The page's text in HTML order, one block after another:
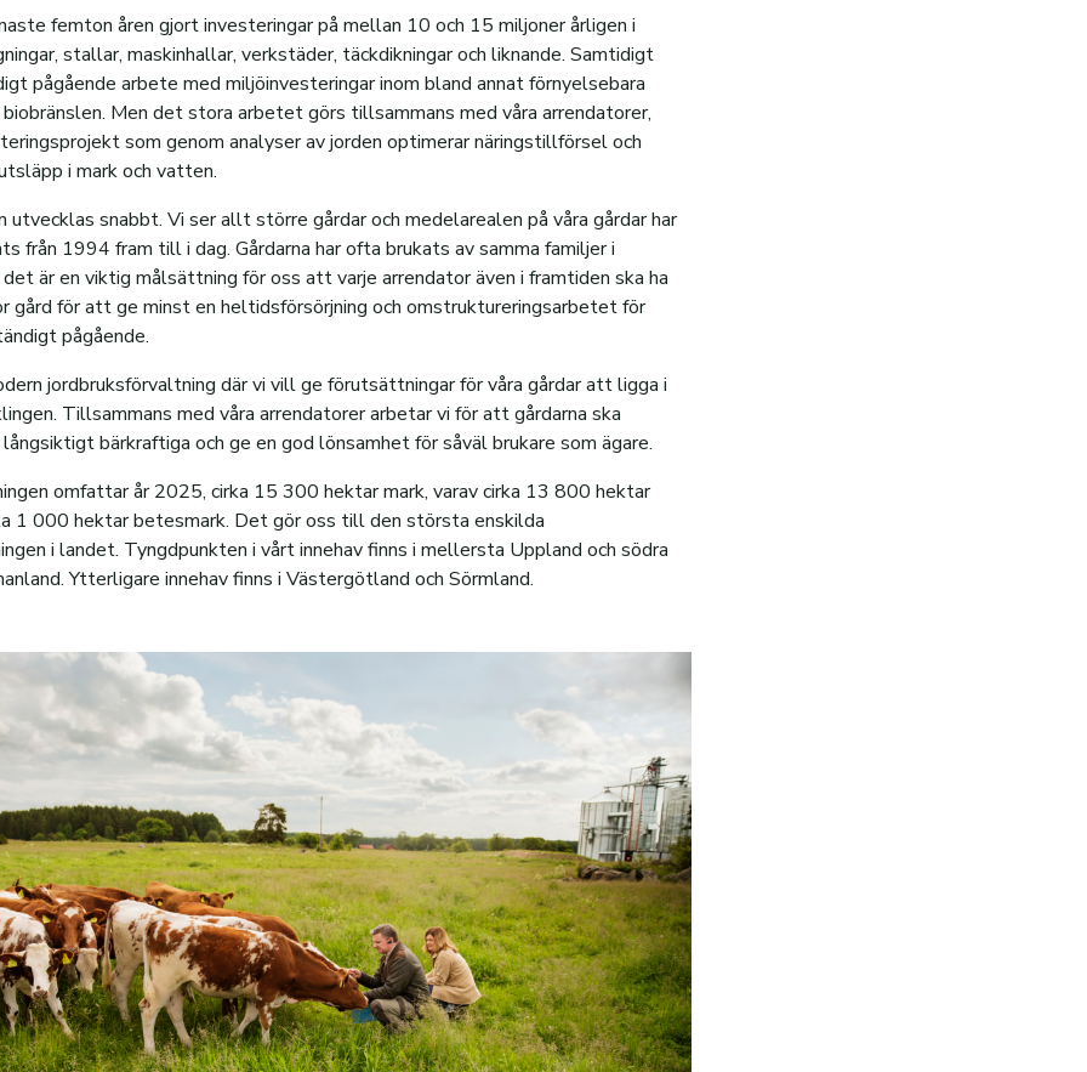
femton åren gjort investeringar på mellan 10 och 15 miljoner årligen i
stallar, maskinhallar, verkstäder, täckdikningar och liknande. Samtidigt
pågående arbete med miljöinvesteringar inom bland annat förnyelsebara
Men det stora arbetet görs tillsammans med våra arrendatorer,
som genom analyser av jorden optimerar näringstillförsel och
i mark och vatten.
utvecklas snabbt. Vi ser allt större gårdar och medelarealen på våra gårdar har
från 1994 fram till i dag. Gårdarna har ofta brukats av samma familjer i
är en viktig målsättning för oss att varje arrendator även i framtiden ska ha
gård för att ge minst en heltidsförsörjning och omstruktureringsarbetet för
pågående.
jordbruksförvaltning där vi vill ge förutsättningar för våra gårdar att ligga i
Tillsammans med våra arrendatorer arbetar vi för att gårdarna ska
bärkraftiga och ge en god lönsamhet för såväl brukare som ägare.
omfattar år 2025, cirka 15 300 hektar mark, varav cirka 13 800 hektar
1 000 hektar betesmark. Det gör oss till den största enskilda
i landet. Tyngdpunkten i vårt innehav finns i mellersta Uppland och södra
Ytterligare innehav finns i Västergötland och Sörmland.